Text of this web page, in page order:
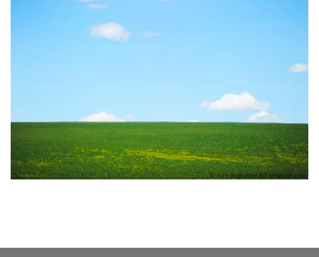
© Yuriy Bogdanov auf unsplash.com